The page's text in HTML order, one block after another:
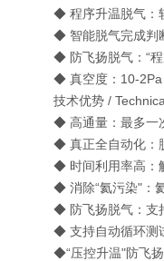
◆ 程序升温脱气：
◆ 智能脱气完成判
◆ 防飞扬脱气：“程
◆ 真空度：10-2Pa
技术优势 /
◆ 高通量：最多一
◆ 真正全自动化：
◆ 时间利用率高：
◆ 消除“氦污染"：
◆ 防飞扬脱气：支
◆ 支持自动循环测
◆“压控升温"防飞